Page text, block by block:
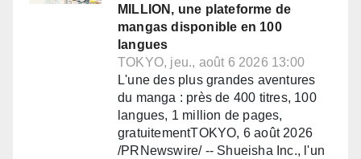
MILLION, une plateforme de
mangas disponible en 100
langues
TOKYO, jeu., août 6 2026 13:00
L'une des plus grandes aventures
du manga : près de 400 titres, 100
langues, 1 million de pages,
gratuitementTOKYO, 6 août 2026
/PRNewswire/ -- Shueisha Inc., l'un